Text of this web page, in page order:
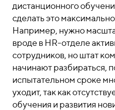
дистанционного
сделать это
Например, нужно
вроде в HR-отделе
сотрудников, но штат
начинают разбираться,
испытательном сроке
уходит, так как
обучения и развития